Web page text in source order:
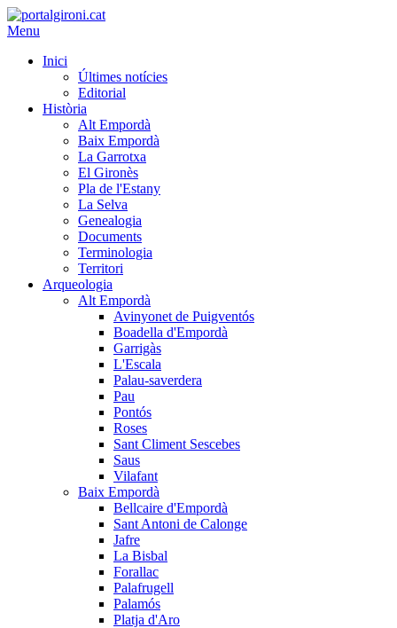
Menu
Inici
Últimes notícies
Editorial
Història
Alt Empordà
Baix Empordà
La Garrotxa
El Gironès
Pla de l'Estany
La Selva
Genealogia
Documents
Terminologia
Territori
Arqueologia
Alt Empordà
Avinyonet de Puigventós
Boadella d'Empordà
Garrigàs
L'Escala
Palau-saverdera
Pau
Pontós
Roses
Sant Climent Sescebes
Saus
Vilafant
Baix Empordà
Bellcaire d'Empordà
Sant Antoni de Calonge
Jafre
La Bisbal
Forallac
Palafrugell
Palamós
Platja d'Aro